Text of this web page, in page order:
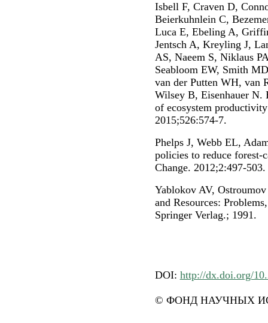
Isbell F, Craven D,
Beierkuhnlein C,
Luca E, Ebeling A,
Jentsch A, Kreyling J,
AS, Naeem S, Niklaus
Seabloom EW, Smith
van der Putten WH, van
Wilsey B, Eisenhauer N.
of ecosystem
2015;526:574-7.
Phelps J, Webb EL,
policies to reduce forest-
Change. 2012;2:497-503.
Yablokov AV,
and Resources:
Springer Verlag.; 1991.
DOI: http://dx.doi.org/
© ФОНД НАУЧНЫХ